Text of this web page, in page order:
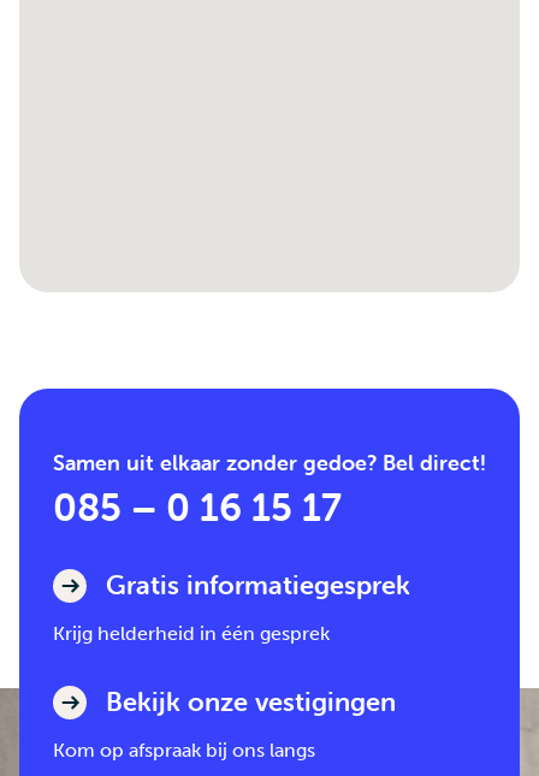
Samen uit elkaar zonder gedoe? Bel direct!
085 – 0 16 15 17
Gratis informatiegesprek
Krijg helderheid in één gesprek
Bekijk onze vestigingen
Kom op afspraak bij ons langs